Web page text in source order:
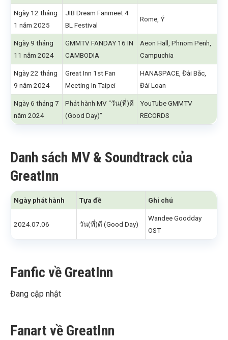
Ngày 12 tháng
1 năm 2025
JIB Dream Fanmeet 4
BL Festival
Rome, Ý
Ngày 9 tháng
11 năm 2024
GMMTV FANDAY 16 IN
CAMBODIA
Aeon Hall, Phnom Penh,
Campuchia
Ngày 22 tháng
9 năm 2024
Great Inn 1st Fan
Meeting In Taipei
HANASPACE, Đài Bắc,
Đài Loan
Ngày 6 tháng 7
năm 2024
Phát hành MV “วัน(ที่)ดี
(Good Day)”
YouTube GMMTV
RECORDS
Danh sách MV & Soundtrack của
GreatInn
Ngày phát hành Tựa đề Ghi chú
2024.07.06 วัน(ที่)ดี (Good Day)
Wandee Goodday
OST
Fanfic về GreatInn
Đang cập nhật
Fanart về GreatInn